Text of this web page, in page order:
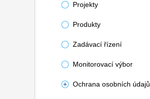
Projekty
Produkty
Zadávací řízení
Monitorovací výbor
Ochrana osobních údajů